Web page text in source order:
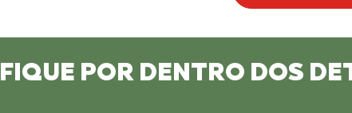
FIQUE POR DENTRO DOS